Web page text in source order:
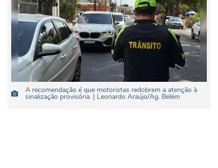
A recomendação é que motoristas redobrem a atenção à
sinalização provisória. | Leonardo Araújo/Ag. Belém